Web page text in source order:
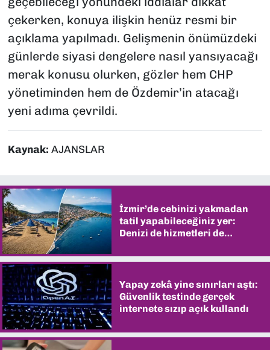
çekerken, konuya ilişkin henüz resmi bir
açıklama yapılmadı. Gelişmenin önümüzdeki
günlerde siyasi dengelere nasıl yansıyacağı
merak konusu olurken, gözler hem CHP
yönetiminden hem de Özdemir’in atacağı
yeni adıma çevrildi.
Kaynak: AJANSLAR
İzmir’de cebinizi yakmadan
tatil yapabileceğiniz yer:
Denizi de hizmetleri de
Yapay zekâ yine sınırları aştı:
Güvenlik testinde gerçek
internete sızıp açık kullandı